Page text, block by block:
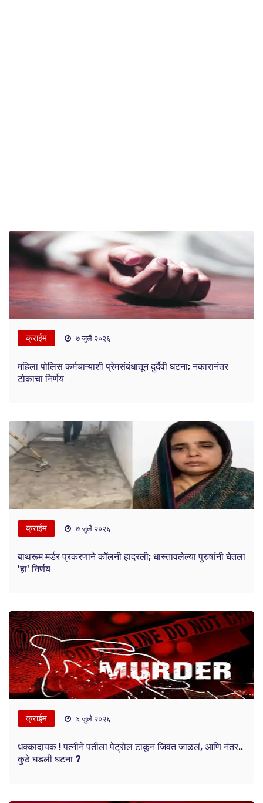
क्राईम ७ जुलै २०२६
महिला पोलिस कर्मचाऱ्याशी प्रेमसंबंधातून दुर्दैवी घटना; नकारानंतर
टोकाचा निर्णय
क्राईम ७ जुलै २०२६
बाथरूम मर्डर प्रकरणाने कॉलनी हादरली; धास्तावलेल्या पुरुषांनी घेतला
'हा' निर्णय
क्राईम ६ जुलै २०२६
धक्कादायक ! पत्नीने पतीला पेट्रोल टाकून जिवंत जाळलं, आणि नंतर..
कुठे घडली घटना ?